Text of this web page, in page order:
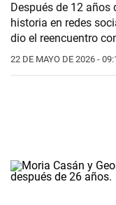
Después de 12 años
historia en redes
dio el reencuentro
22 DE MAYO DE 2026 -